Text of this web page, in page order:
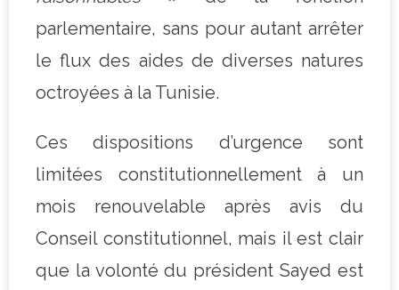
parlementaire, sans pour autant arrêter
le flux des aides de diverses natures
octroyées à la Tunisie.
Ces dispositions d’urgence sont
limitées constitutionnellement à un
mois renouvelable après avis du
Conseil constitutionnel, mais il est clair
que la volonté du président Sayed est